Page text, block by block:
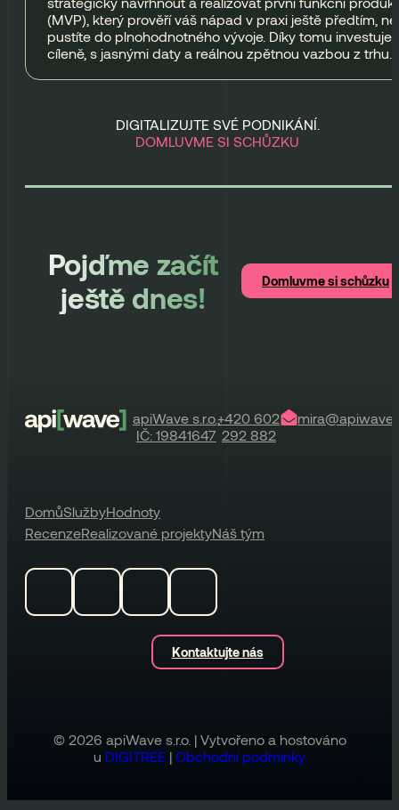
(MVP), který prověří váš nápad v praxi ještě předtím,
pustíte do plnohodnotného vývoje. Díky tomu
cíleně, s jasnými daty a reálnou zpětnou vazbou z trhu.
DIGITALIZUJTE SVÉ PODNIKÁNÍ.
DOMLUVME SI SCHŮZKU
Pojďme začít
ještě dnes!
Domluvme si schůzku
apiWave s.r.o.,
IČ: 19841647
+420 602
292 882
DomůSlužbyHodnoty
RecenzeRealizované projektyNáš tým
Kontaktujte nás
© 2026 apiWave s.r.o. | Vytvořeno a hostováno
u DIGITREE | Obchodní podmínky